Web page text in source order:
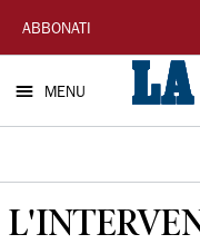
La
Nuova
Sardegna
ABBONATI
MENU